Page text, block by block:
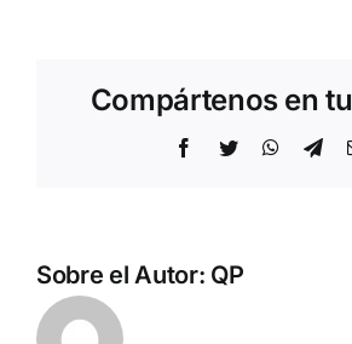
Compártenos en
Facebook
Twitter
Sobre el Autor: QP